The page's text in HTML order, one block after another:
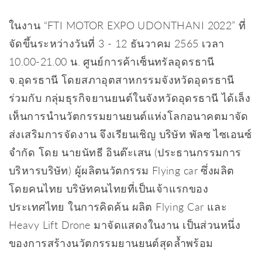
ในงาน “FTI MOTOR EXPO UDONTHANI 2022” ที่
จัดขึ้นระหว่างวันที่ 3 - 12 ธันวาคม 2565 เวลา
10.00-21.00 น. ศูนย์การค้าเซ็นทรัลอุดรธานี
จ.อุดรธานี โดยสภาอุตสาหกรรมจังหวัดอุดรธานี
ร่วมกับ กลุ่มธุรกิจยานยนต์ในจังหวัดอุดรธานี ได้เล็ง
เห็นการนำนวัตกรรมยานยนต์แห่งโลกอนาคตมาจัด
ส่งเสริมการจัดงาน จึงเรียนเชิญ บริษัท พัลซ ไซเอนซ์
จำกัด โดย นายนัทธี อินต๊ะเสน (ประธานกรรมการ
บริหารบริษัท) ผู้ผลิตนวัตกรรม Flying car ซึ่งผลิต
โดยคนไทย บริษัทคนไทยที่เป็นเจ้าแรกของ
ประเทศไทย ในการคิดค้น ผลิต Flying Car และ
Heavy Lift Drone มาจัดแสดงในงาน เป็นส่วนหนึ่ง
ของการสร้างนวัตกรรมยานยนต์สุดล้ำพร้อม